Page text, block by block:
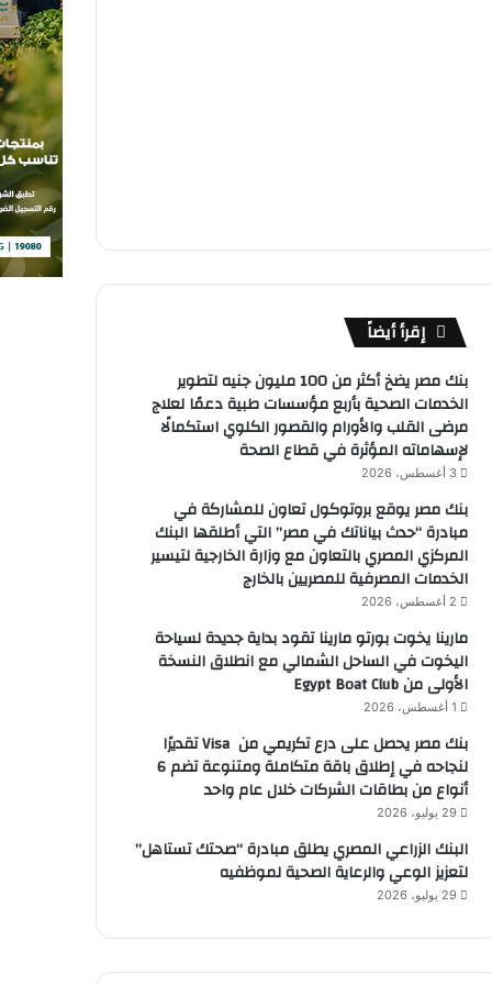
إقرأ أيضاً
بنك مصر يضخ أكثر من 100 مليون جنيه لتطوير
الخدمات الصحية بأربع مؤسسات طبية دعمًا لعلاج
مرضى القلب والأورام والقصور الكلوي استكمالًا
لإسهاماته المؤثرة في قطاع الصحة
3 أغسطس، 2026
بنك مصر يوقع بروتوكول تعاون للمشاركة في
مبادرة “حدث بياناتك في مصر” التي أطلقها البنك
المركزي المصري بالتعاون مع وزارة الخارجية لتيسير
الخدمات المصرفية للمصريين بالخارج
2 أغسطس، 2026
مارينا يخوت بورتو مارينا تقود بداية جديدة لسياحة
اليخوت في الساحل الشمالي مع انطلاق النسخة
الأولى من Egypt Boat Club
1 أغسطس، 2026
بنك مصر يحصل على درع تكريمي من Visa تقديرًا
لنجاحه في إطلاق باقة متكاملة ومتنوعة تضم 6
أنواع من بطاقات الشركات خلال عام واحد
29 يوليو، 2026
البنك الزراعي المصري يطلق مبادرة “صحتك تستاهل”
لتعزيز الوعي والرعاية الصحية لموظفيه
29 يوليو، 2026